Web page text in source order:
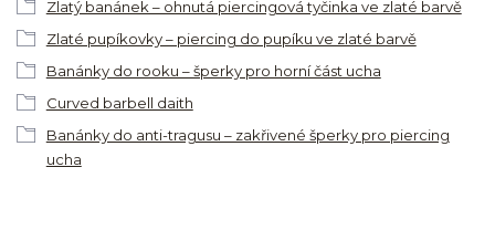
Zlatý banánek – ohnutá piercingová tyčinka ve zlaté barvě
Zlaté pupíkovky – piercing do pupíku ve zlaté barvě
Banánky do rooku – šperky pro horní část ucha
Curved barbell daith
Banánky do anti-tragusu – zakřivené šperky pro piercing
ucha